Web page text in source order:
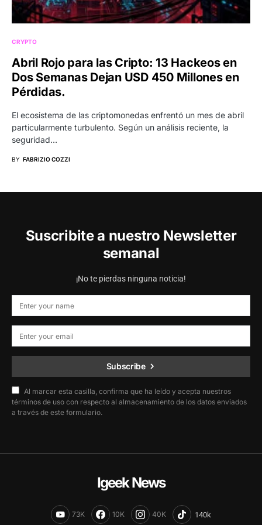
CRYPTO
Abril Rojo para las Cripto: 13 Hackeos en
Dos Semanas Dejan USD 450 Millones en
Pérdidas.
El ecosistema de las criptomonedas enfrentó un mes de abril
particularmente turbulento. Según un análisis reciente, la
seguridad…
BY FABRIZIO COZZI
Suscribite a nuestro Newsletter
semanal
¡No te pierdas ninguna noticia!
Subscribe
Al marcar esta casilla, confirma que ha leído y acepta nuestros
términos de uso con respecto al almacenamiento de los datos enviados
a través de este formulario.
Igeek News
73K 10K 40K